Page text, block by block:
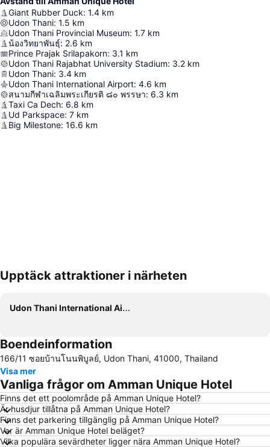
Giant Rubber Duck: 1.4 km
Udon Thani: 1.5 km
Udon Thani Provincial Museum: 1.7 km
น้องวิทยาพันธุ์: 2.6 km
Prince Prajak Srilapakorn: 3.1 km
Udon Thani Rajabhat University Stadium: 3.2 km
Udon Thani: 3.4 km
Udon Thani International Airport: 4.6 km
สนามกีฬาเฉลิมพระเกียรติ ๘๐ พรรษา: 6.3 km
Taxi Ca Dech: 6.8 km
Ud Parkspace: 7 km
Big Milestone: 16.6 km
Förstora kartan
Upptäck attraktioner i närheten
Udon Thani International Airport
Boendeinformation
166/11 ซอยบ้านโนนพิบูลย์, Udon Thani, 41000, Thailand
Visa mer
Vanliga frågor om Amman Unique Hotel
Finns det ett poolområde på Amman Unique Hotel?
Är husdjur tillåtna på Amman Unique Hotel?
Finns det parkering tillgänglig på Amman Unique Hotel?
Var är Amman Unique Hotel beläget?
Vilka populära sevärdheter ligger nära Amman Unique Hotel?